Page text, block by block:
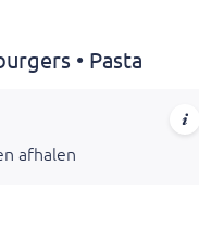
• Pasta
waar smaak en
afhalen